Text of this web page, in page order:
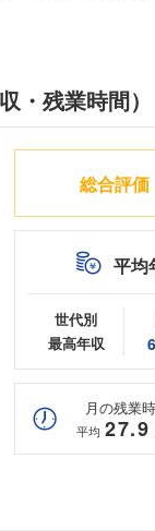
・残業時間）
総合評価
平均
世代別
最高年収
月の残業
平均 27.9